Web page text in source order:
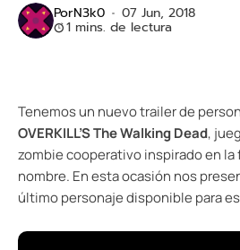
PorN3k0 07 Jun, 2018
1 mins. de lectura
Tenemos un nuevo trailer de
OVERKILL’S The Walking Dead,
zombie cooperativo inspirado en
nombre. En esta ocasión nos
último personaje disponible para